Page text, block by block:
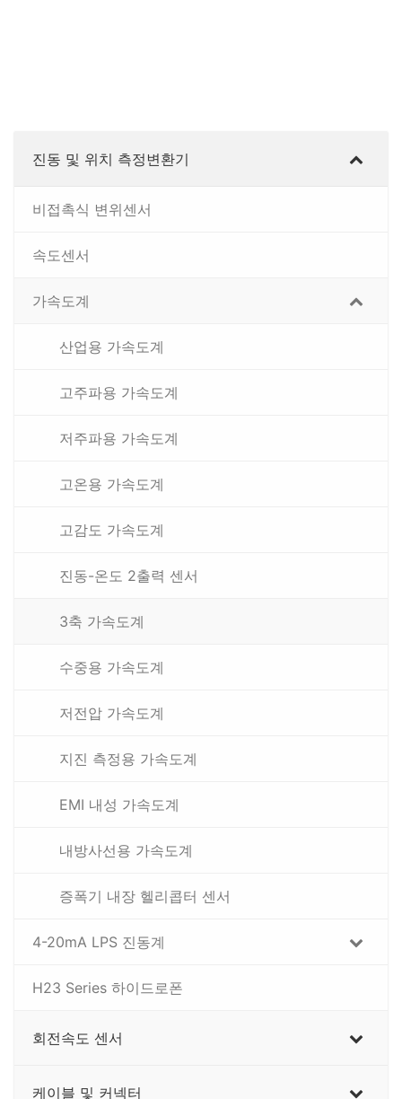
진동 및 위치 측정변환기
비접촉식 변위센서
속도센서
가속도계
산업용 가속도계
고주파용 가속도계
저주파용 가속도계
고온용 가속도계
고감도 가속도계
진동-온도 2출력 센서
3축 가속도계
수중용 가속도계
저전압 가속도계
지진 측정용 가속도계
EMI 내성 가속도계
내방사선용 가속도계
증폭기 내장 헬리콥터 센서
4-20mA LPS 진동계
H23 Series 하이드로폰
회전속도 센서
케이블 및 커넥터